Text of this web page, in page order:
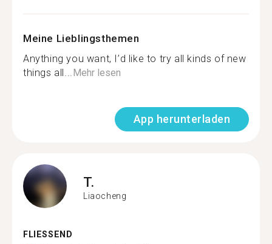
Meine Lieblingsthemen
Anything you want, I’d like to try all kinds of new
things all...Mehr lesen
App herunterladen
T.
Liaocheng
FLIESSEND